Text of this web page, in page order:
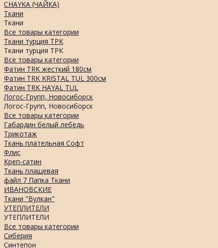
CHAYKA (ЧАЙКА)
Ткани
Ткани
Все товары категории
Ткани турция ТРК
Ткани турция ТРК
Все товары категории
Фатин TRK жесткий 180см
Фатин TRK KRISTAL TUL 300см
Фатин TRK HAYAL TUL
Логос-Групп, Новосиборск
Логос-Групп, Новосиборск
Все товары категории
Габардин белый лебедь
Трикотаж
Ткань плательная Софт
Флис
Креп-сатин
Ткань плащевая
файл 7 Папка Ткани
ИВАНОВСКИЕ
Ткани "Вулкан"
УТЕПЛИТЕЛИ
УТЕПЛИТЕЛИ
Все товары категории
Сиберия
Синтепон